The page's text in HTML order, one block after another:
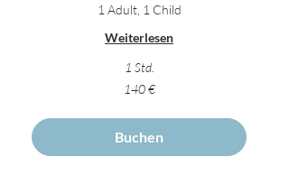
1 Adult, 1 Child
Weiterlesen
1 Std.
140 €
Buchen